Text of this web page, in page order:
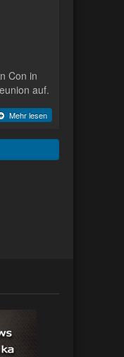
Con in
auf.
Mehr lesen